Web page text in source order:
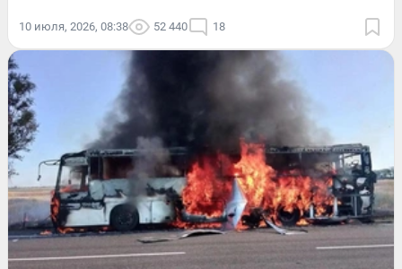
10 июля, 2026, 08:38 52 440 18